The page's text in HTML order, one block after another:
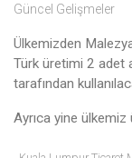
Güncel Gelişmeler
Ülkemizden
Türk üretimi 2 adet
tarafından
Ayrıca yine ülkemiz